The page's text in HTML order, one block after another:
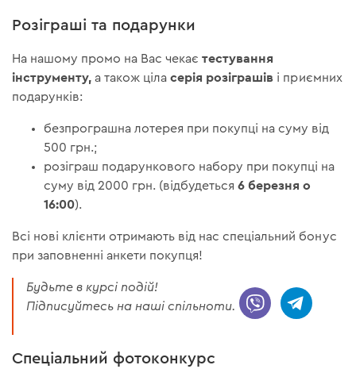
Розіграші та подарунки
На нашому промо на Вас чекаєтестування
інструменту,а також ціласерія розіграшів і приємних
подарунків:
безпрограшна лотерея при покупці на суму від
500 грн.;
розіграш подарункового набору при покупці на
суму від 2000 грн. (відбудеться6 березня о
16:00).
Всі нові клієнти отримають від нас спеціальний бонус
при заповненні анкети покупця!
Будьте в курсі подій!
Підписуйтесь на наші спільноти.
Спеціальний фотоконкурс